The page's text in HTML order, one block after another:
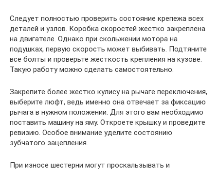
Следует полностью проверить состояние крепежа всех
деталей и узлов. Коробка скоростей жестко закреплена
на двигателе. Однако при скольжении мотора на
подушках, первую скорость может выбивать. Подтяните
все болты и проверьте жесткость крепления на кузове.
Такую работу можно сделать самостоятельно.
Закрепите более жестко кулису на рычаге переключения,
выберите люфт, ведь именно она отвечает за фиксацию
рычага в нужном положении. Для этого вам необходимо
поставить машину на яму. Откроете крышку и проведите
ревизию. Особое внимание уделите состоянию
зубчатого зацепления.
При износе шестерни могут проскальзывать и